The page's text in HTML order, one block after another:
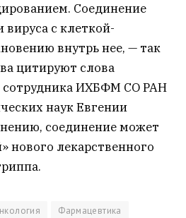
Соединение
вируса с клеткой-
внутрь нее, — так
цитируют слова
сотрудника ИХБФМ СО РАН
наук Евгении
соединение может
нового лекарственного
Фармацевтика